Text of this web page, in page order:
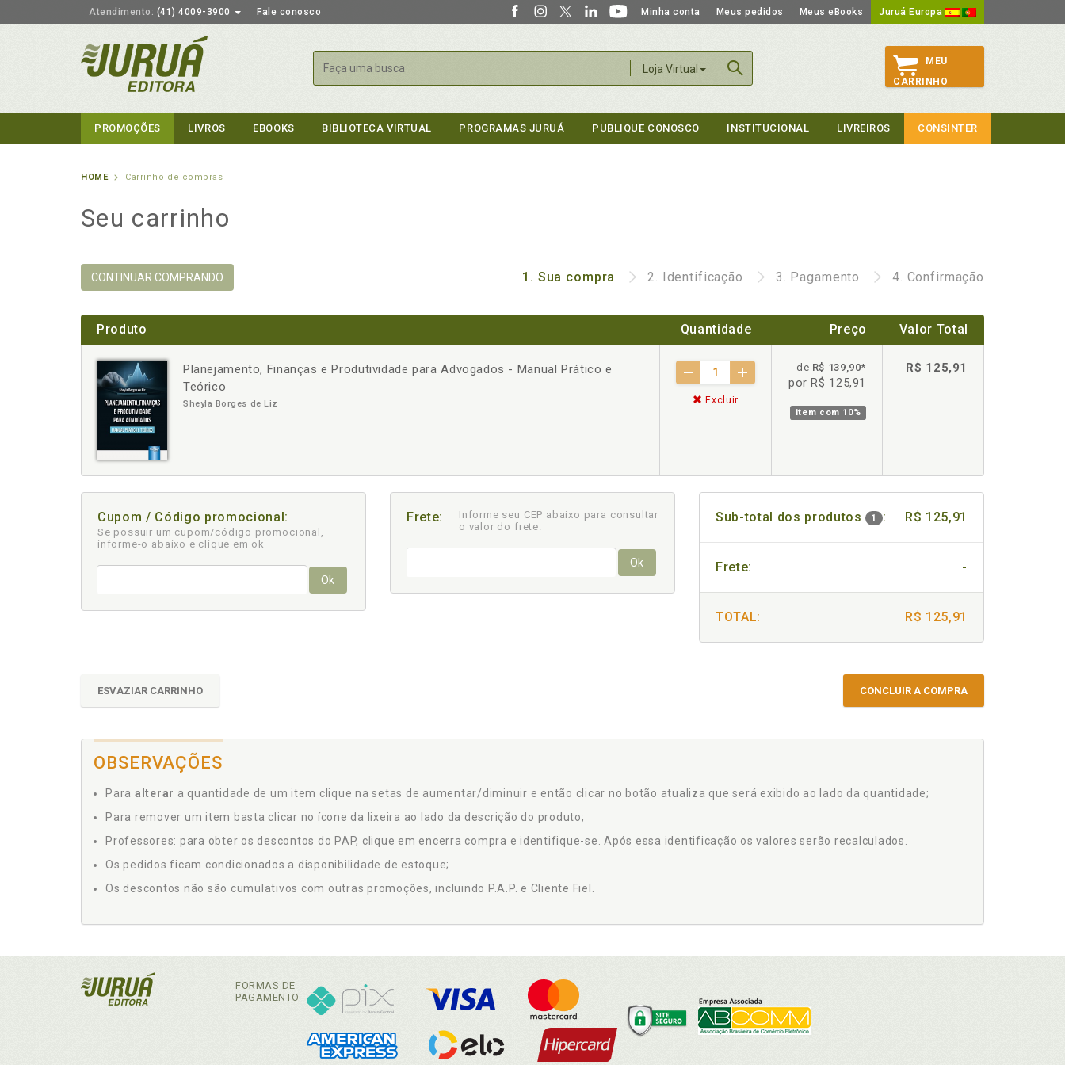
Atendimento: (41) 4009-3900 Fale conosco Minha conta Meus pedidos Meus eBooks Juruá Europa
Loja Virtual
Buscar
MEU
CARRINHO
PROMOÇÕES LIVROS EBOOKS BIBLIOTECA VIRTUAL PROGRAMAS JURUÁ PUBLIQUE CONOSCO INSTITUCIONAL LIVREIROS CONSINTER
HOME Carrinho de compras
Seu carrinho
CONTINUAR COMPRANDO 1. Sua compra 2. Identificação 3. Pagamento 4. Confirmação
Produto Quantidade Preço Valor Total
Planejamento, Finanças e Produtividade para Advogados - Manual Prático e
Teórico
Sheyla Borges de Liz
- +
Excluir
deR$ 139,90*
por R$ 125,91
item com 10%
R$ 125,91
Cupom / Código promocional:
Se possuir um cupom/código promocional,
informe-o abaixo e clique em ok
Ok
Frete:
Informe seu CEP abaixo para consultar
o valor do frete.
Ok
Sub-total dos produtos 1 : R$ 125,91
Frete: -
TOTAL: R$ 125,91
ESVAZIAR CARRINHO CONCLUIR A COMPRA
OBSERVAÇÕES
Para alterar a quantidade de um item clique na setas de aumentar/diminuir e então clicar no botão atualiza que será exibido ao lado da quantidade;
Para remover um item basta clicar no ícone da lixeira ao lado da descrição do produto;
Professores: para obter os descontos do PAP, clique em encerra compra e identifique-se. Após essa identificação os valores serão recalculados.
Os pedidos ficam condicionados a disponibilidade de estoque;
Os descontos não são cumulativos com outras promoções, incluindo P.A.P. e Cliente Fiel.
FORMAS DE
PAGAMENTO